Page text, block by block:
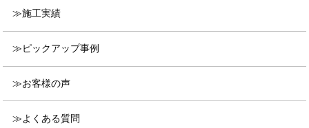
施工実績
ピックアップ事例
お客様の声
よくある質問